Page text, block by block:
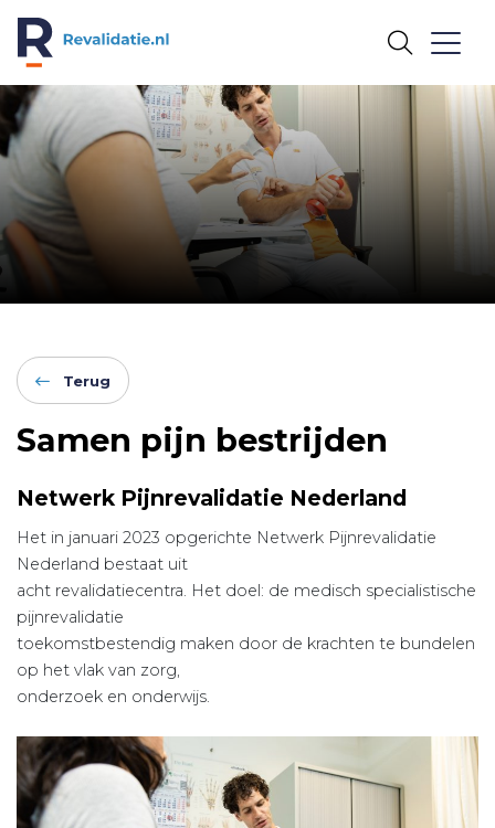
REVALIDATIE.NL
Terug
Samen pijn bestrijden
Netwerk Pijnrevalidatie Nederland
Het in januari 2023 opgerichte Netwerk Pijnrevalidatie
Nederland bestaat uit
acht revalidatiecentra. Het doel: de medisch specialistische
pijnrevalidatie
toekomstbestendig maken door de krachten te bundelen
op het vlak van zorg,
onderzoek en onderwijs.